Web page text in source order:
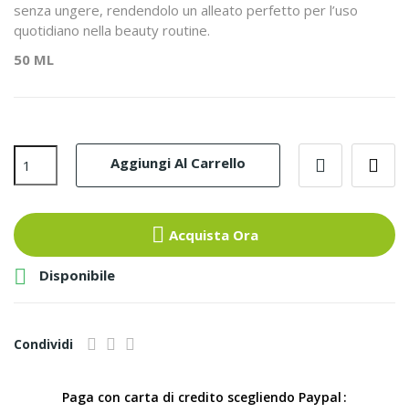
senza ungere, rendendolo un alleato perfetto per l’uso
quotidiano nella beauty routine.
50 ML
Aggiungi Al Carrello
Acquista Ora
 Disponibile
Condividi
Paga con carta di credito scegliendo Paypal